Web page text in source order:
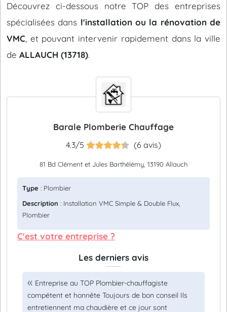
Découvrez ci-dessous notre TOP des entreprises
spécialisées dans l'installation ou la rénovation de
VMC , et pouvant intervenir rapidement dans la ville
de ALLAUCH (13718).
Barale Plomberie Chauffage
4.3/5 (6 avis)
81 Bd Clément et Jules Barthélémy, 13190 Allauch
Type : Plombier
Description : Installation VMC Simple & Double Flux,
Plombier
C'est votre entreprise ?
Les derniers avis
Entreprise au TOP Plombier-chauffagiste
compétent et honnête Toujours de bon conseil Ils
entretiennent ma chaudière et ce jour sont